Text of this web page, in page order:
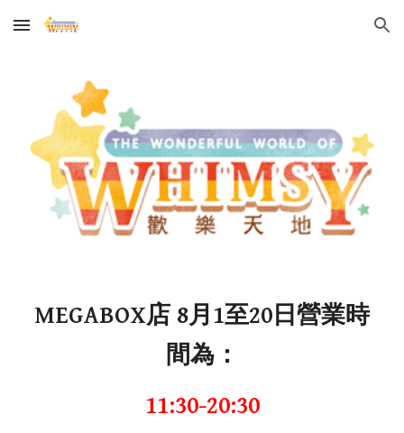
Skip to main content Skip to navigation
MEGABOX店 8月1至20日營業時
間為：
11:30-20:30